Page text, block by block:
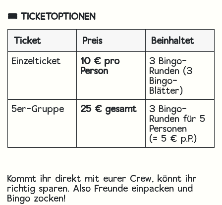
🎟️ TICKETOPTIONEN
Ticket
Preis
Beinhaltet
Einzelticket
10 € pro
Person
3 Bingo-
Runden (3
Bingo-
Blätter)
5er-Gruppe
25 € gesamt 3 Bingo-
Runden für 5
Personen
(= 5 € p.P.)
Kommt ihr direkt mit eurer Crew, könnt ihr
richtig sparen. Also Freunde einpacken und
Bingo zocken!